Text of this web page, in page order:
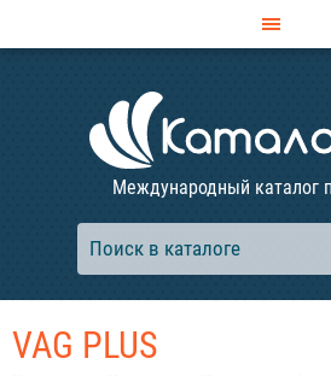
Международный каталог
VAG PLUS